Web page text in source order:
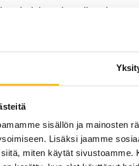
sisällön ja mainosten
Lisäksi jaamme
miten käytät
takaisinmaksuaikaa ja
navigoimaan
vaihtelevat alueittain ja
koko
Tämä palvelu